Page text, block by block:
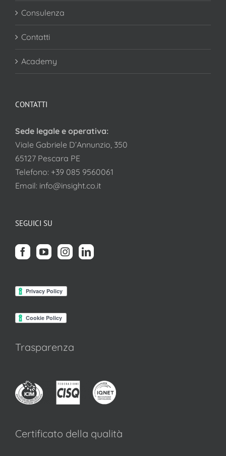
Consulenza
Contatti
Academy
CONTATTI
Sede legale e operativa:
Viale Gabriele D’Annunzio, 350
65127 Pescara PE
Telefono: +39 085 9560061
Email: info@insight.co.it
SEGUICI SU
Trasparenza
Certificato della qualità